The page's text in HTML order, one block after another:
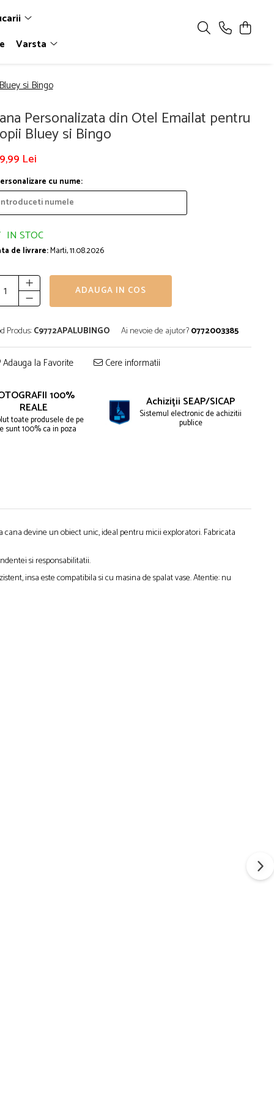
Varsta
si Bingo
Personalizata din Otel Emailat pentru
Bluey si Bingo
Lei
cu nume:
IN STOC
de livrare:Marti, 11.08.2026
ADAUGA IN COS
Produs:C9772APALUBINGO Ai nevoie de ajutor?0772003385
Adauga la Favorite Cere informatii
100%
REALE
toate produsele de pe
sunt 100% ca in poza
Achiziții SEAP/SICAP
Sistemul electronic de achizitii
publice
devine un obiect unic, ideal pentru micii exploratori. Fabricata
si responsabilitatii.
insa este compatibila si cu masina de spalat vase. Atentie: nu